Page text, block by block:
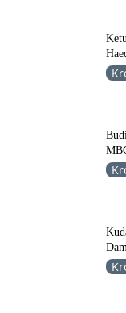
Budi